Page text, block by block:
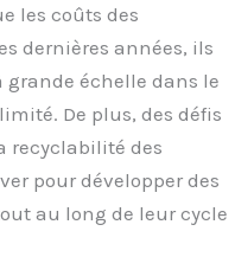
les coûts des
dernières années, ils
grande échelle dans le
De plus, des défis
recyclabilité des
pour développer des
au long de leur cycle